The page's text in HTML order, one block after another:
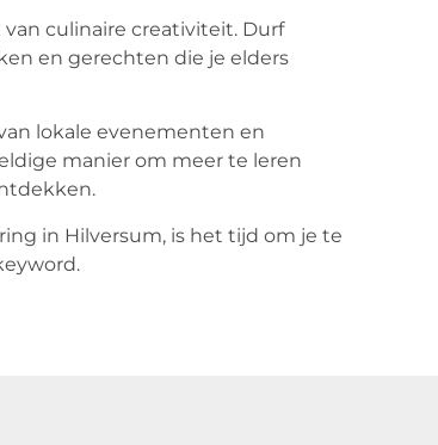
culinaire creativiteit. Durf
en gerechten die je elders
lokale evenementen en
manier om meer te leren
in Hilversum, is het tijd om je te